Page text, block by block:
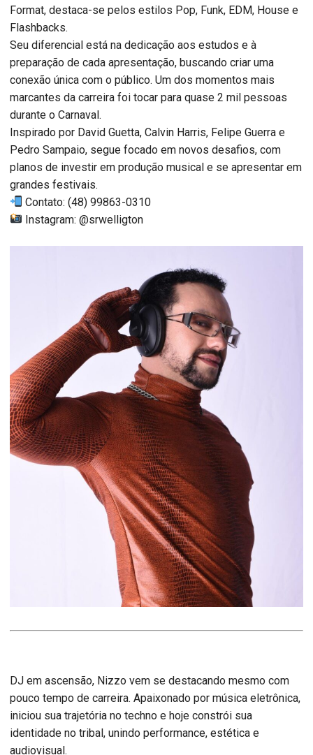
Format, destaca-se pelos estilos Pop, Funk, EDM, House e
Flashbacks.
Seu diferencial está na dedicação aos estudos e à
preparação de cada apresentação, buscando criar uma
conexão única com o público. Um dos momentos mais
marcantes da carreira foi tocar para quase 2 mil pessoas
durante o Carnaval.
Inspirado por David Guetta, Calvin Harris, Felipe Guerra e
Pedro Sampaio, segue focado em novos desafios, com
planos de investir em produção musical e se apresentar em
grandes festivais.
Contato: (48) 99863-0310
Instagram: @srwelligton
DJ em ascensão, Nizzo vem se destacando mesmo com
pouco tempo de carreira. Apaixonado por música eletrônica,
iniciou sua trajetória no techno e hoje constrói sua
identidade no tribal, unindo performance, estética e
audiovisual.